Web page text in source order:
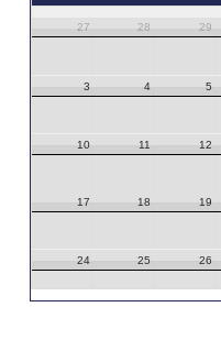
27 28 29
3 4 5
10 11 12
17 18 19
24 25 26